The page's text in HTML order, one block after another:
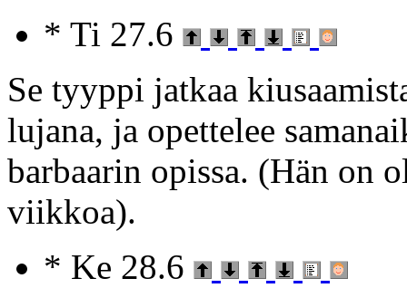
* Ti 27.6
Se tyyppi jatkaa
lujana, ja opettelee
barbaarin opissa. (Hän on
viikkoa).
* Ke 28.6